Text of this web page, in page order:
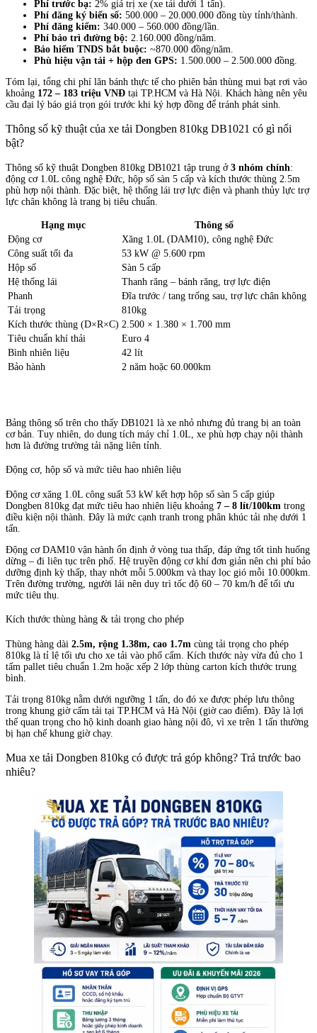
Phí trước bạ: 2% giá trị xe (xe tải dưới 1 tấn).
Phí đăng ký biển số: 500.000 – 20.000.000 đồng tùy tỉnh/thành.
Phí đăng kiểm: 340.000 – 560.000 đồng/lần.
Phí bảo trì đường bộ: 2.160.000 đồng/năm.
Bảo hiểm TNDS bắt buộc: ~870.000 đồng/năm.
Phù hiệu vận tải + hộp đen GPS: 1.500.000 – 2.500.000 đồng.
Tóm lại, tổng chi phí lăn bánh thực tế cho phiên bản thùng mui bạt rơi vào
khoảng 172 – 183 triệu VNĐ tại TP.HCM và Hà Nội. Khách hàng nên yêu
cầu đại lý báo giá trọn gói trước khi ký hợp đồng để tránh phát sinh.
Thông số kỹ thuật của xe tải Dongben 810kg DB1021 có gì nổi
bật?
Thông số kỹ thuật Dongben 810kg DB1021 tập trung ở 3 nhóm chính:
động cơ 1.0L công nghệ Đức, hộp số sàn 5 cấp và kích thước thùng 2.5m
phù hợp nội thành. Đặc biệt, hệ thống lái trợ lực điện và phanh thủy lực trợ
lực chân không là trang bị tiêu chuẩn.
Hạng mục
Thông số
Động cơ
Xăng 1.0L (DAM10), công nghệ Đức
Công suất tối đa
53 kW @ 5.600 rpm
Hộp số
Sàn 5 cấp
Hệ thống lái
Thanh răng – bánh răng, trợ lực điện
Phanh
Đĩa trước / tang trống sau, trợ lực chân không
Tải trọng
810kg
Kích thước thùng (D×R×C) 2.500 × 1.380 × 1.700 mm
Tiêu chuẩn khí thải
Euro 4
Bình nhiên liệu
42 lít
Bảo hành
2 năm hoặc 60.000km
Bảng thông số trên cho thấy DB1021 là xe nhỏ nhưng đủ trang bị an toàn
cơ bản. Tuy nhiên, do dung tích máy chỉ 1.0L, xe phù hợp chạy nội thành
hơn là đường trường tải nặng liên tỉnh.
Động cơ, hộp số và mức tiêu hao nhiên liệu
Động cơ xăng 1.0L công suất 53 kW kết hợp hộp số sàn 5 cấp giúp
Dongben 810kg đạt mức tiêu hao nhiên liệu khoảng 7 – 8 lít/100km trong
điều kiện nội thành. Đây là mức cạnh tranh trong phân khúc tải nhẹ dưới 1
tấn.
Động cơ DAM10 vận hành ổn định ở vòng tua thấp, đáp ứng tốt tình huống
dừng – đi liên tục trên phố. Hệ truyền động cơ khí đơn giản nên chi phí bảo
dưỡng định kỳ thấp, thay nhớt mỗi 5.000km và thay lọc gió mỗi 10.000km.
Trên đường trường, người lái nên duy trì tốc độ 60 – 70 km/h để tối ưu
mức tiêu thụ.
Kích thước thùng hàng & tải trọng cho phép
Thùng hàng dài 2.5m, rộng 1.38m, cao 1.7m cùng tải trọng cho phép
810kg là tỉ lệ tối ưu cho xe tải vào phố cấm. Kích thước này vừa đủ cho 1
tấm pallet tiêu chuẩn 1.2m hoặc xếp 2 lớp thùng carton kích thước trung
bình.
Tải trọng 810kg nằm dưới ngưỡng 1 tấn, do đó xe được phép lưu thông
trong khung giờ cấm tải tại TP.HCM và Hà Nội (giờ cao điểm). Đây là lợi
thế quan trọng cho hộ kinh doanh giao hàng nội đô, vì xe trên 1 tấn thường
bị hạn chế khung giờ chạy.
Mua xe tải Dongben 810kg có được trả góp không? Trả trước bao
nhiêu?